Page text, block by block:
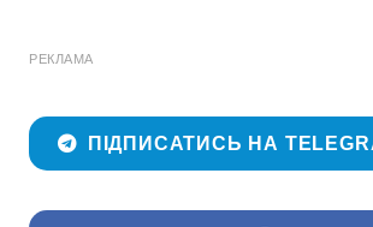
РЕКЛАМА
ПІДПИСАТИСЬ НА